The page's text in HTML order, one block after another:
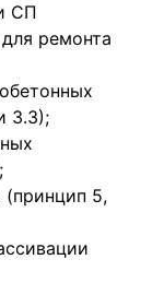
СП
ремонта
3.3);
(принцип 5,